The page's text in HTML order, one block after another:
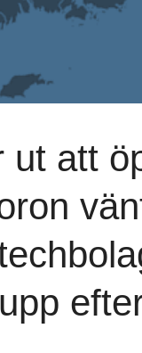
ut att